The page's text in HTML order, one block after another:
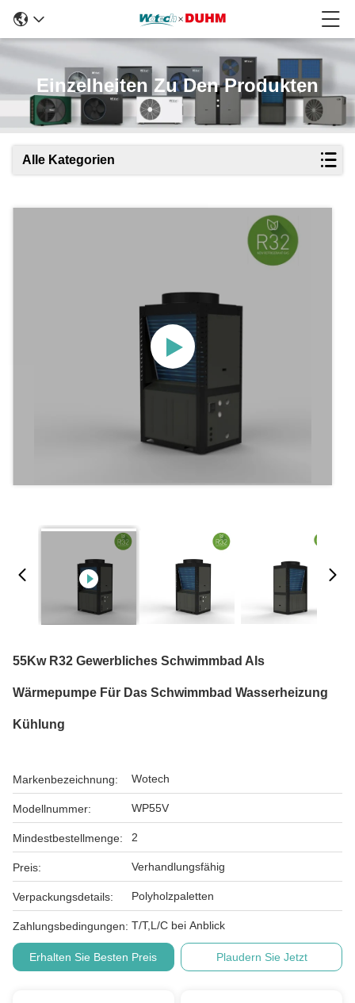
Einzelheiten Zu Den Produkten
Alle Kategorien
55Kw R32 Gewerbliches Schwimmbad Als
Wärmepumpe Für Das Schwimmbad Wasserheizung
Kühlung
Markenbezeichnung: Wotech
Modellnummer: WP55V
Mindestbestellmenge: 2
Preis: Verhandlungsfähig
Verpackungsdetails: Polyholzpaletten
Zahlungsbedingungen: T/T,L/C bei Anblick
Erhalten Sie Besten Preis Plaudern Sie Jetzt